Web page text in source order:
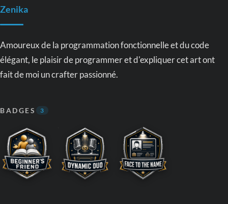
Zenika
Amoureux de la programmation fonctionnelle et du code
élégant, le plaisir de programmer et d'expliquer cet art ont
fait de moi un crafter passionné.
BADGES 3